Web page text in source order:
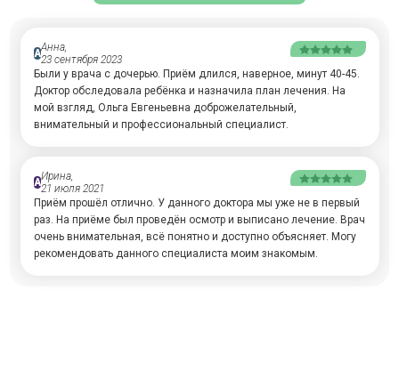
ААнна,
23 сентября 2023
Были у врача с дочерью. Приём длился, наверное, минут 40-45.
Доктор обследовала ребёнка и назначила план лечения. На
мой взгляд, Ольга Евгеньевна доброжелательный,
внимательный и профессиональный специалист.
АИрина,
21 июля 2021
Приём прошёл отлично. У данного доктора мы уже не в первый
раз. На приёме был проведён осмотр и выписано лечение. Врач
очень внимательная, всё понятно и доступно объясняет. Могу
рекомендовать данного специалиста моим знакомым.